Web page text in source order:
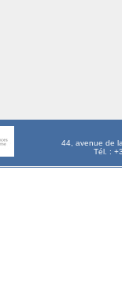
44, avenue de
Tél. :